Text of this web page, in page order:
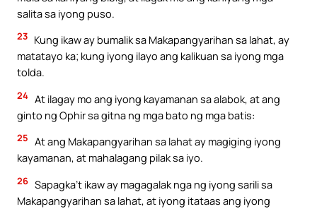
salita sa iyong puso.
23 Kung ikaw ay bumalik sa Makapangyarihan sa lahat, ay
matatayo ka; kung iyong ilayo ang kalikuan sa iyong mga
tolda.
24 At ilagay mo ang iyong kayamanan sa alabok, at ang
ginto ng Ophir sa gitna ng mga bato ng mga batis:
25 At ang Makapangyarihan sa lahat ay magiging iyong
kayamanan, at mahalagang pilak sa iyo.
26 Sapagka’t ikaw ay magagalak nga ng iyong sarili sa
Makapangyarihan sa lahat, at iyong itataas ang iyong